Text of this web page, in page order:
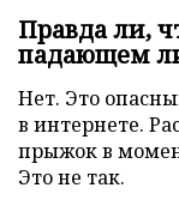
Правда ли,
падающем
Нет. Это
в интернете.
прыжок в
Это не так.